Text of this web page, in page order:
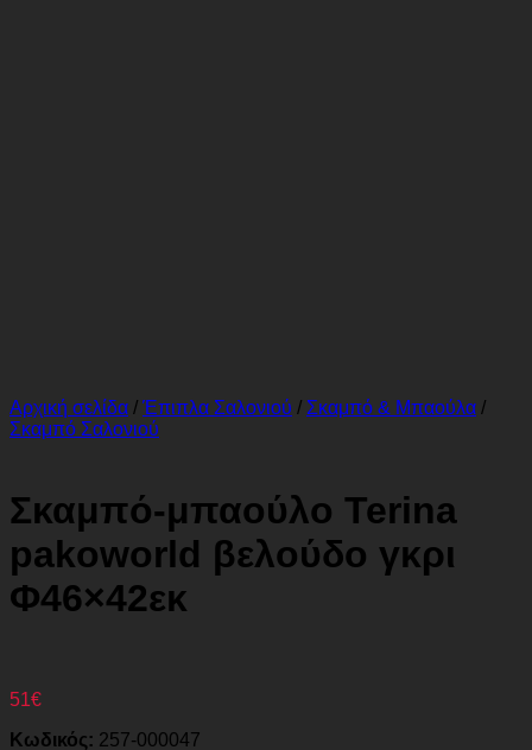
Αρχική σελίδα / Έπιπλα Σαλονιού / Σκαμπό & Μπαούλα /
Σκαμπό Σαλονιού
Σκαμπό-μπαούλο Terina
pakoworld βελούδο γκρι
Φ46×42εκ
51€
Κωδικός: 257-000047